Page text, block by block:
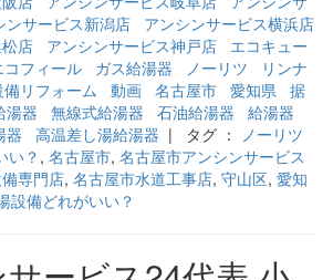
ンサービス新潟店
アンシンサービス横浜店
店
アンシンサービス神戸店
エコキュー
コフィール ガス給湯器 ノーリツ
リンナ
リフォーム 動画 名古屋市 愛知県 据
湯器 無線式給湯器 石油給湯器
給湯器
器 高温差し湯給湯器 | タグ ：
ノーリツ
い？ , 名古屋市, 名古屋市アンシンサービス
専門店, 名古屋市水道工事店, 守山区, 愛知
設備どれがいい？